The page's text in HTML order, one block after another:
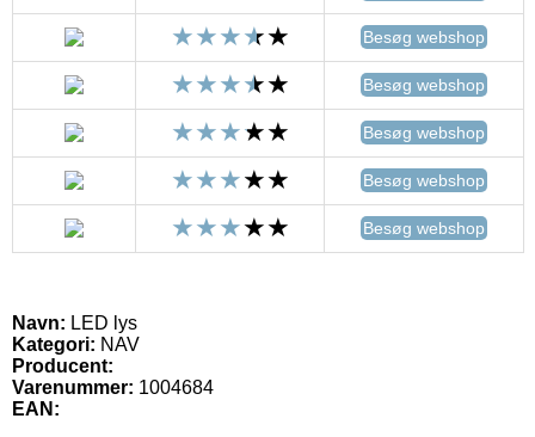
Besøg webshop
Besøg webshop
Besøg webshop
Besøg webshop
Besøg webshop
Navn: LED lys
Kategori: NAV
Producent:
Varenummer: 1004684
EAN: